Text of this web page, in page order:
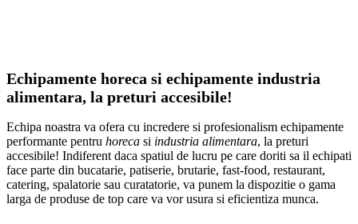
Echipamente horeca si echipamente industria
alimentara, la preturi accesibile!
Echipa noastra va ofera cu incredere si profesionalism echipamente
performante pentru horeca si industria alimentara, la preturi
accesibile! Indiferent daca spatiul de lucru pe care doriti sa il echipati
face parte din bucatarie, patiserie, brutarie, fast-food, restaurant,
catering, spalatorie sau curatatorie, va punem la dispozitie o gama
larga de produse de top care va vor usura si eficientiza munca.